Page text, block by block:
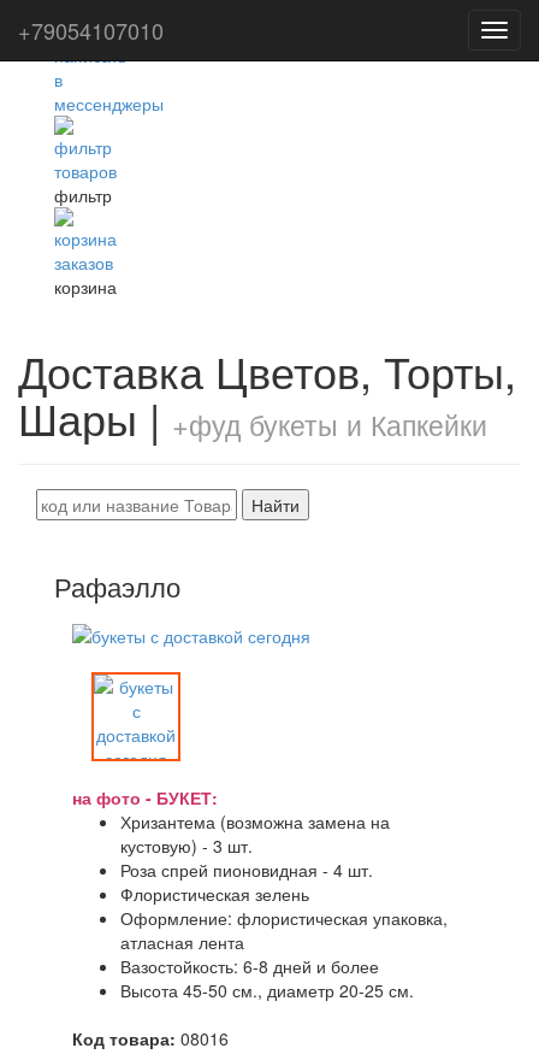
фильтр
корзина
Доставка Цветов, Торты,
Шары | +фуд букеты и Капкейки
Найти
Рафаэлло
на фото - БУКЕТ:
Хризантема (возможна замена на
кустовую) - 3 шт.
Роза спрей пионовидная - 4 шт.
Флористическая зелень
Оформление: флористическая упаковка,
атласная лента
Вазостойкость: 6-8 дней и более
Высота 45-50 см., диаметр 20-25 см.
Код товара: 08016
+79054107010